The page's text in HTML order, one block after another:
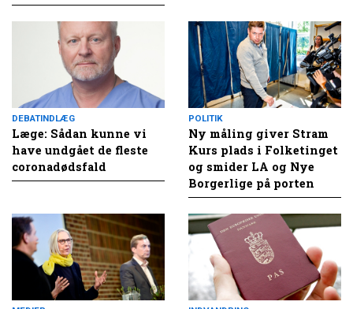
DEBATINDLÆG
Læge: Sådan kunne vi
have undgået de fleste
coronadødsfald
POLITIK
Ny måling giver Stram
Kurs plads i Folketinget
og smider LA og Nye
Borgerlige på porten